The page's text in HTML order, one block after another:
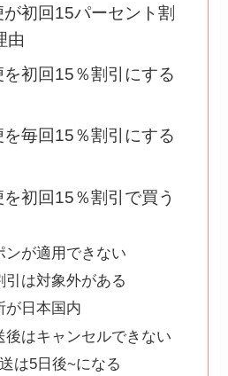
初回15パーセント割
由
初回15％割引にする
毎回15％割引にする
初回15％割引で買う
が適用できない
は対象外がある
日本国内
はキャンセルできない
は5日後~になる